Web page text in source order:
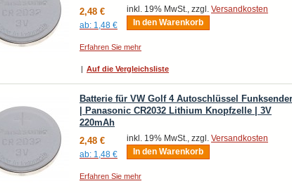
2,48 €
ab: 1,48 €
inkl. 19% MwSt., zzgl. Versandkosten
In den Warenkorb
Erfahren Sie mehr
| Auf die Vergleichsliste
Batterie für VW Golf 4 Autoschlüssel Funksender
| Panasonic CR2032 Lithium Knopfzelle | 3V
220mAh
2,48 €
ab: 1,48 €
inkl. 19% MwSt., zzgl. Versandkosten
In den Warenkorb
Erfahren Sie mehr